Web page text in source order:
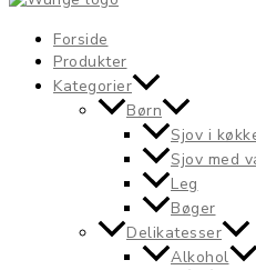
Forside
Produkter
Kategorier
Børn
Sjov i
Sjov med
Leg
Bøger
Delikatesser
Alkohol